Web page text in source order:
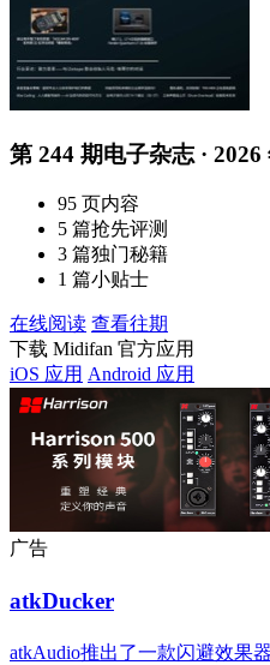
第 244 期电子杂志 ·
95 页内容
5 篇抢先评测
3 篇独门秘籍
1 篇小贴士
在线阅读 查看往期
下载 Midifan 官方应用
iOS 应用 Android 应用
广告
atkDucker
atkAudio推出了一款闪避效果